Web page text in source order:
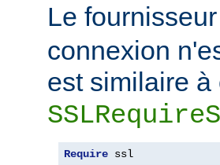
Le fournisseur
connexion
est similaire
Require ssl